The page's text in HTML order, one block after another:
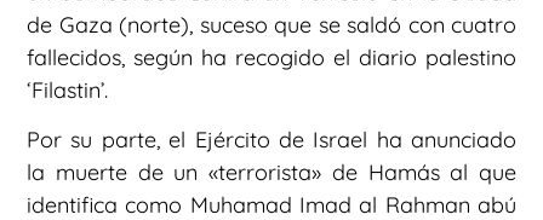
de Gaza (norte), suceso que se saldó con cuatro
fallecidos, según ha recogido el diario palestino
‘Filastin’.
Por su parte, el Ejército de Israel ha anunciado
la muerte de un «terrorista» de Hamás al que
identifica como Muhamad Imad al Rahman abú